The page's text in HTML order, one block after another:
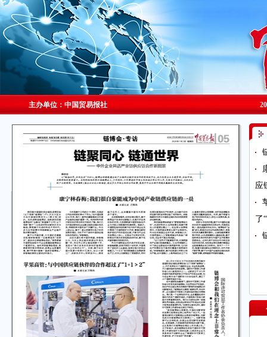
主办单位：中国贸易报社
应
了